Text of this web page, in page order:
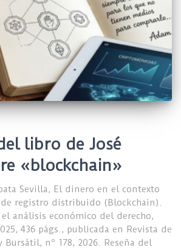
libro de José
«blockchain»
Sevilla, El dinero en el contexto
registro distribuido (Blockchain).
análisis económico del derecho,
436 págs., publicada en Revista de
Bursátil, nº 178, 2026. Reseña del